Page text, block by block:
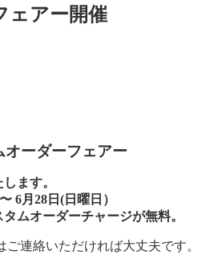
ェアー開催
ーダーフェアー
ます。
月28日(日曜日）
オーダーチャージが無料。
連絡いただければ大丈夫です。